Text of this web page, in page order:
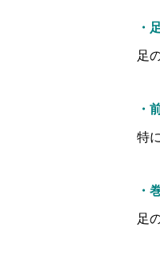
・
足
・
特
・
足